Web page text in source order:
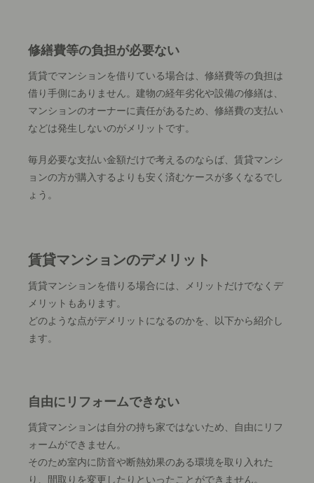
修繕費等の負担が必要ない
賃貸でマンションを借りている場合は、修繕費等の負担は
借り手側にありません。建物の経年劣化や設備の修繕は、
マンションのオーナーに責任があるため、修繕費の支払い
などは発生しないのがメリットです。
毎月必要な支払い金額だけで考えるのならば、賃貸マンシ
ョンの方が購入するよりも安く済むケースが多くなるでし
ょう。
賃貸マンションのデメリット
賃貸マンションを借りる場合には、メリットだけでなくデ
メリットもあります。
どのような点がデメリットになるのかを、以下から紹介し
ます。
自由にリフォームできない
賃貸マンションは自分の持ち家ではないため、自由にリフ
ォームができません。
そのため室内に防音や断熱効果のある環境を取り入れた
り、間取りを変更したりといったことができません。